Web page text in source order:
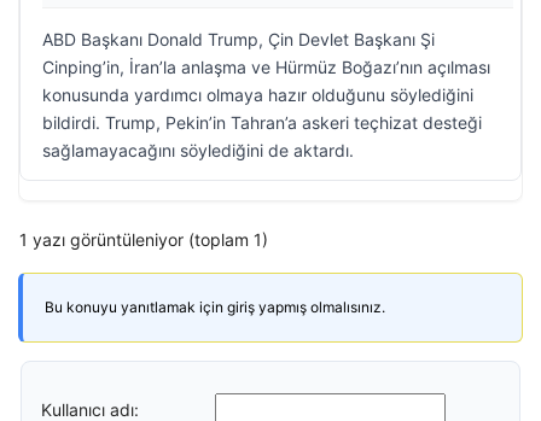
ABD Başkanı Donald Trump, Çin Devlet Başkanı Şi
Cinping’in, İran’la anlaşma ve Hürmüz Boğazı’nın açılması
konusunda yardımcı olmaya hazır olduğunu söylediğini
bildirdi. Trump, Pekin’in Tahran’a askeri teçhizat desteği
sağlamayacağını söylediğini de aktardı.
1 yazı görüntüleniyor (toplam 1)
Bu konuyu yanıtlamak için giriş yapmış olmalısınız.
Kullanıcı adı: